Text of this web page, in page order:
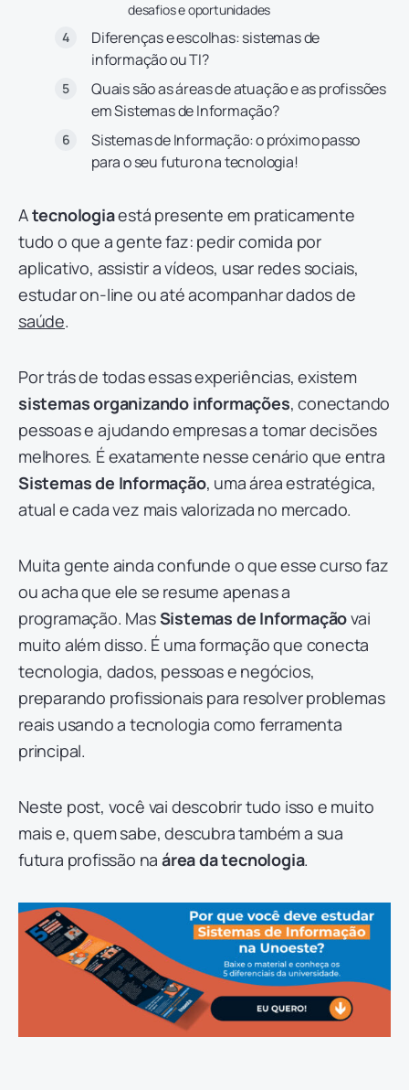
desafios e oportunidades
Diferenças e escolhas: sistemas de
informação ou TI?
Quais são as áreas de atuação e as profissões
em Sistemas de Informação?
Sistemas de Informação: o próximo passo
para o seu futuro na tecnologia!
Atecnologiaestá presente em praticamente
tudo o que a gente faz: pedir comida por
aplicativo, assistir a vídeos, usar redes sociais,
estudar on-line ou até acompanhar dados de
saúde.
Por trás de todas essas experiências, existem
sistemasorganizando informações, conectando
pessoas e ajudando empresas a tomar decisões
melhores. É exatamente nesse cenário que entra
Sistemas de Informação, uma área estratégica,
atual e cada vez mais valorizada no mercado.
Muita gente ainda confunde o que esse curso faz
ou acha que ele se resume apenas a
programação. MasSistemas de Informaçãovai
muito além disso. É uma formação que conecta
tecnologia, dados, pessoas e negócios,
preparando profissionais para resolver problemas
reais usando a tecnologia como ferramenta
principal.
Neste post, você vai descobrir tudo isso e muito
mais e, quem sabe, descubra também a sua
futura profissão naárea da tecnologia.